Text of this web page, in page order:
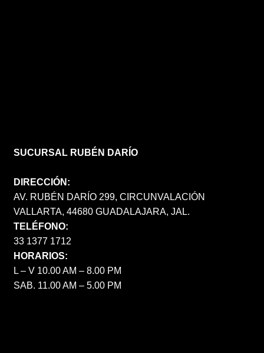
SUCURSAL RUBÉN DARÍO
DIRECCIÓN:
AV. RUBÉN DARÍO 299, CIRCUNVALACIÓN
VALLARTA, 44680 GUADALAJARA, JAL.
TELÉFONO:
33 1377 1712
HORARIOS:
L – V 10.00 AM – 8.00 PM
SAB. 11.00 AM – 5.00 PM